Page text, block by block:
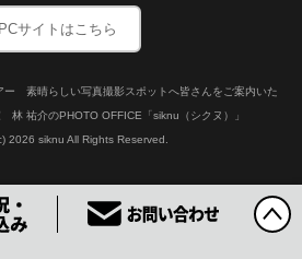
PCサイトはこちら
ー 素晴らしい写真撮影スポットへ皆さんをご案内いた
林 祐介のPHOTO OFFICE「siknu（シクヌ）」
2026 siknu All Rights Reserved.